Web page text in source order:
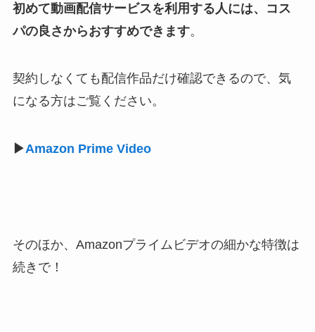
初めて動画配信サービスを利用する人には、コス
パの良さからおすすめできます。
契約しなくても配信作品だけ確認できるので、気
になる方はご覧ください。
▶Amazon Prime Video
そのほか、Amazonプライムビデオの細かな特徴は
続きで！